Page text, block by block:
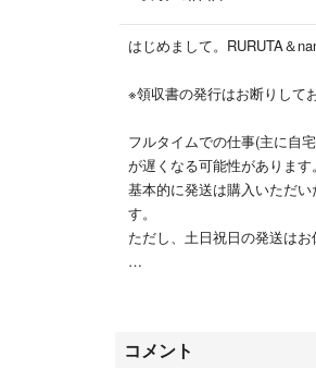
はじめまして。RURUTA＆
※領収書の発行はお断りして
フルタイムでの仕事(主に自
が遅くなる可能性があります。
基本的に発送は購入いただ
す。
ただし、土日祝日の発送はお
☆コメントいただければす
ます。
コメント